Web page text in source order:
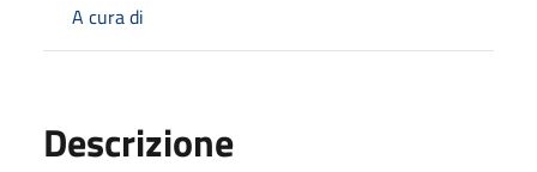
A cura di
Descrizione